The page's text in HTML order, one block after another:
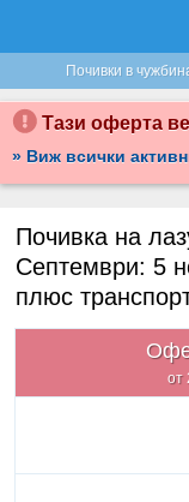
Почивки в
Тази оферта
» Виж всички
Почивка на
Септември: 5
плюс
от